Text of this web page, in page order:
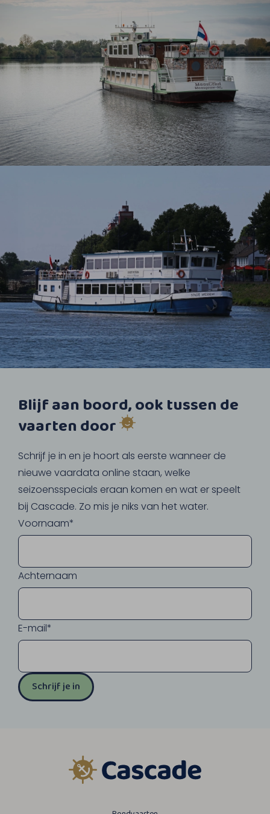
Blijf aan boord, ook tussen de
vaarten door
Schrijf je in en je hoort als eerste wanneer de
nieuwe vaardata online staan, welke
seizoensspecials eraan komen en wat er speelt
bij Cascade. Zo mis je niks van het water.
Voornaam*
Achternaam
E-mail*
Schrijf je in